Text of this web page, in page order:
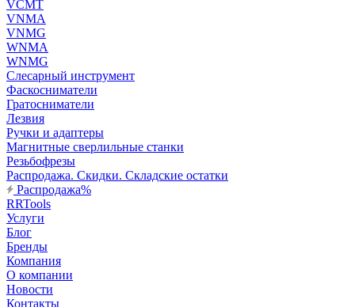
VCMT
VNMA
VNMG
WNMA
WNMG
Слесарный инструмент
Фаскосниматели
Гратосниматели
Лезвия
Ручки и адаптеры
Магнитные сверлильные станки
Резьбофрезы
Распродажа. Скидки. Складские остатки
Распродажа%
RRTools
Услуги
Блог
Бренды
Компания
О компании
Новости
Контакты